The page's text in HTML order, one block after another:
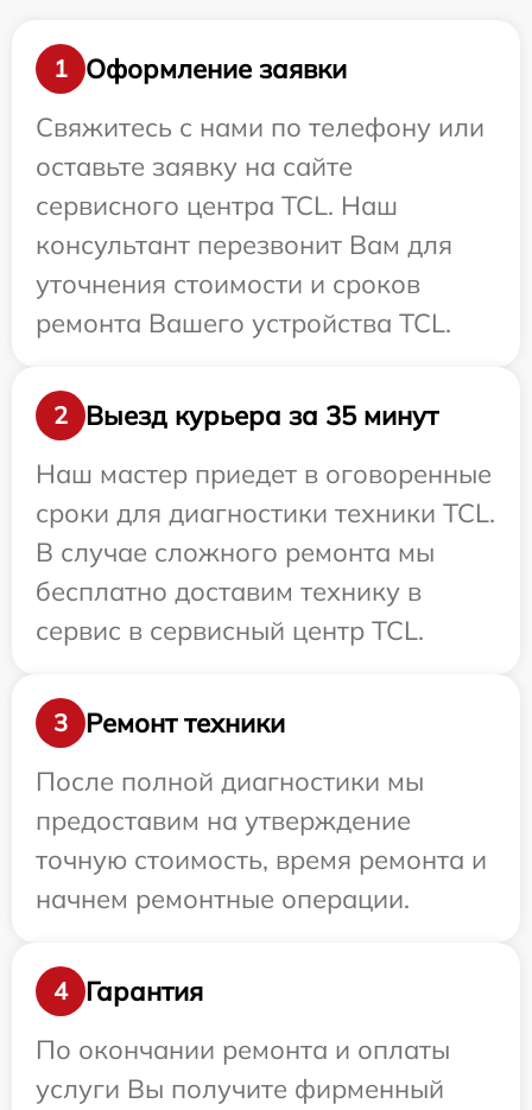
1
Оформление заявки
Свяжитесь с нами по телефону или
оставьте заявку на сайте
сервисного центра TCL. Наш
консультант перезвонит Вам для
уточнения стоимости и сроков
ремонта Вашего устройства TCL.
2
Выезд курьера за 35 минут
Наш мастер приедет в оговоренные
сроки для диагностики техники TCL.
В случае сложного ремонта мы
бесплатно доставим технику в
сервис в сервисный центр TCL.
3
Ремонт техники
После полной диагностики мы
предоставим на утверждение
точную стоимость, время ремонта и
начнем ремонтные операции.
4
Гарантия
По окончании ремонта и оплаты
услуги Вы получите фирменный